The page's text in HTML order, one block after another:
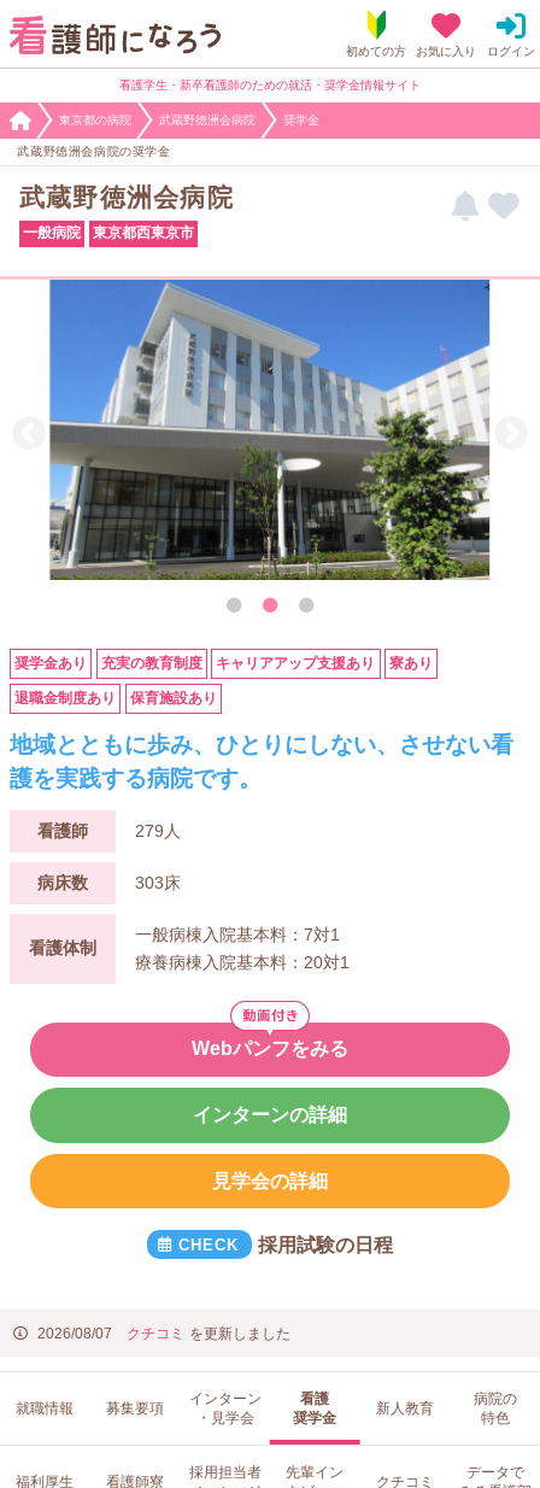
看護学生・新卒看護師のための就活・奨学金情報サイト
東京都の病院 武蔵野徳洲会病院 奨学金
武蔵野徳洲会病院の奨学金
武蔵野徳洲会病院
一般病院 東京都西東京市
奨学金あり 充実の教育制度 キャリアアップ支援あり 寮あり
退職金制度あり 保育施設あり
地域とともに歩み、ひとりにしない、させない看
護を実践する病院です。
看護師 279人
病床数 303床
看護体制
一般病棟入院基本料：7対1
療養病棟入院基本料：20対1
Webパンフをみる
インターンの詳細
見学会の詳細
採用試験の日程
2026/08/07 クチコミ を更新しました
就職情報 募集要項
インターン
・見学会
看護
奨学金
新人教育
病院の
特色
福利厚生 看護師寮
採用担当者
先輩イン
クチコミ
データで